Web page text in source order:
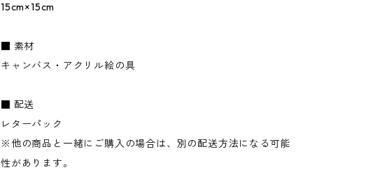
15cm×15cm
■ 素材
キャンバス・アクリル絵の具
■ 配送
レターパック
※他の商品と一緒にご購入の場合は、別の配送方法になる可能
性があります。